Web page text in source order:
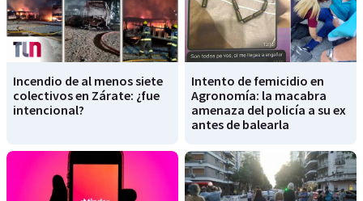
Incendio de al menos siete
colectivos en Zárate: ¿fue
intencional?
Intento de femicidio en
Agronomía: la macabra
amenaza del policía a su ex
antes de balearla